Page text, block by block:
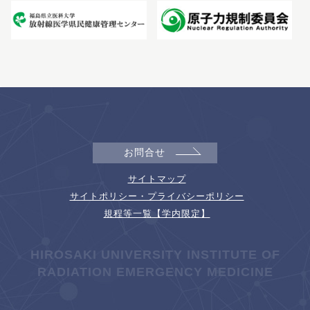
お問合せ
サイトマップ
サイトポリシー・プライバシーポリシー
規程等一覧【学内限定】
HIROSAKI UNIVERSITY INSTITUTE OF
RADIATION EMERGENCY MEDICINE